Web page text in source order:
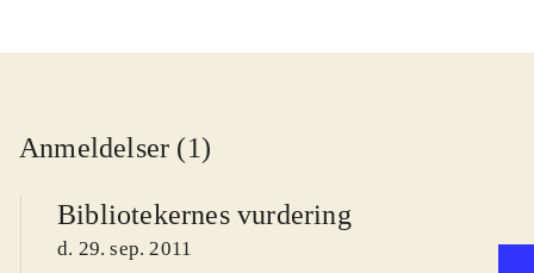
Anmeldelser (1)
Bibliotekernes vurdering
d. 29. sep. 2011